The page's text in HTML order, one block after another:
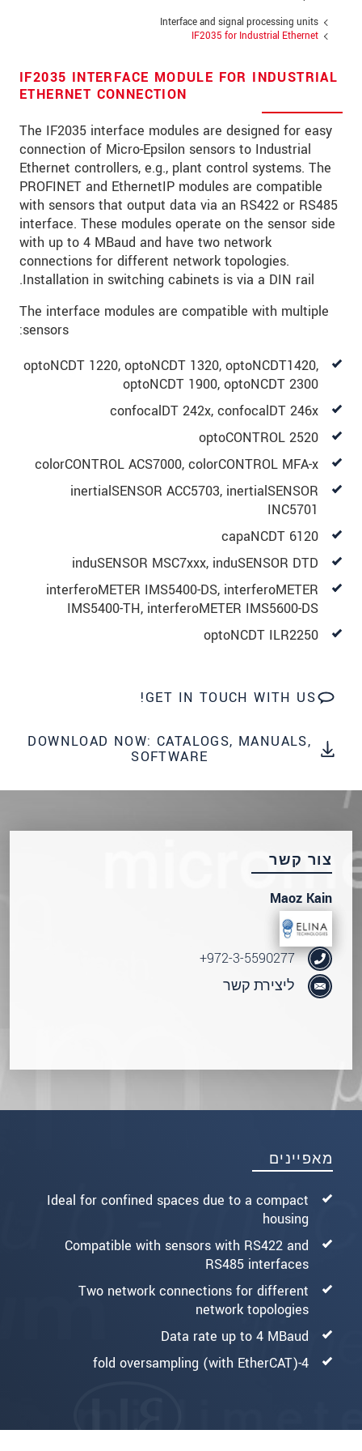
Interface and signal processing units
IF2035 for Industrial Ethernet
IF2035 INTERFACE MODULE FOR INDUSTRIAL
ETHERNET CONNECTION
The IF2035 interface modules are designed for easy
connection of Micro-Epsilon sensors to Industrial
Ethernet controllers, e.g., plant control systems. The
PROFINET and EthernetIP modules are compatible
with sensors that output data via an RS422 or RS485
interface. These modules operate on the sensor side
with up to 4 MBaud and have two network
connections for different network topologies.
Installation in switching cabinets is via a DIN rail.
The interface modules are compatible with multiple
sensors:
optoNCDT 1220, optoNCDT 1320, optoNCDT1420,
optoNCDT 1900, optoNCDT 2300
confocalDT 242x, confocalDT 246x
optoCONTROL 2520
colorCONTROL ACS7000, colorCONTROL MFA-x
inertialSENSOR ACC5703, inertialSENSOR
INC5701
capaNCDT 6120
induSENSOR MSC7xxx, induSENSOR DTD
interferoMETER IMS5400-DS, interferoMETER
IMS5400-TH, interferoMETER IMS5600-DS
optoNCDT ILR2250
GET IN TOUCH WITH US!
DOWNLOAD NOW: CATALOGS, MANUALS,
SOFTWARE
מאפיינים
Ideal for confined spaces due to a compact
housing
Compatible with sensors with RS422 and
RS485 interfaces
Two network connections for different
network topologies
Data rate up to 4 MBaud
4-fold oversampling (with EtherCAT)
צור קשר
Maoz Kain
972-3-5590277+
ליצירת קשר
מיקוד
עיר*
טלפון
כתובת דוא"ל*
ארץ *
Message
*
* שדות חובה
שלח הודעה